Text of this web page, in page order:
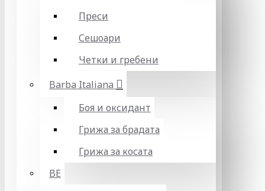
Преси
Сешоари
Четки и гребени
Barba Italiana
Боя и оксидант
Грижа за брадата
Грижа за косата
BE